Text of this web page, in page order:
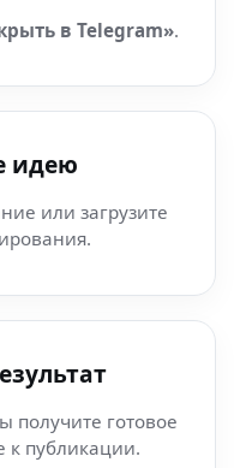
в Telegram».
идею
или загрузите
получите готовое
к публикации.